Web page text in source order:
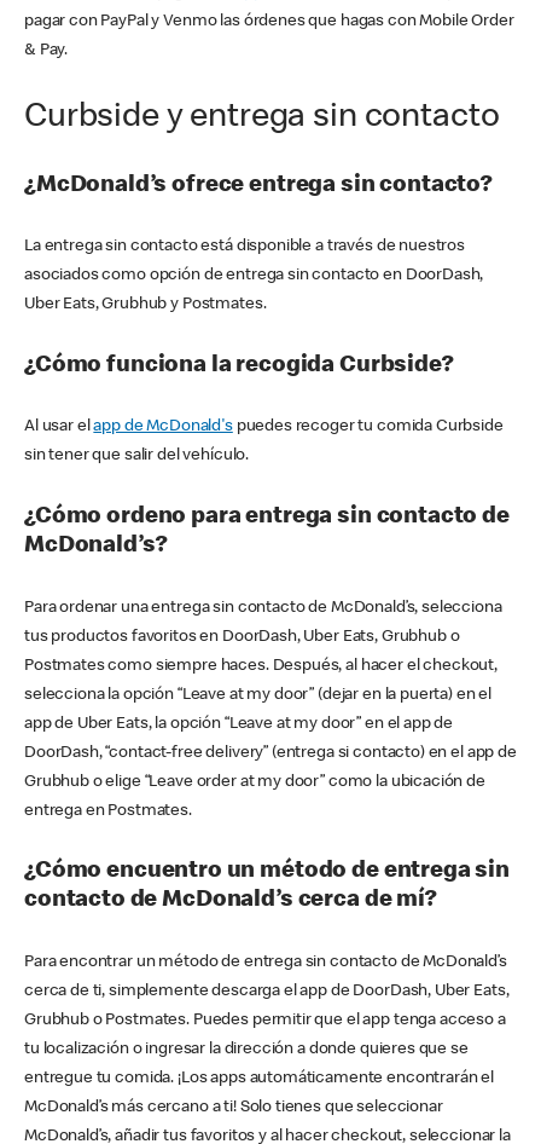
pagar con PayPal y Venmo las órdenes que hagas con Mobile Order
& Pay.
Curbside y entrega sin contacto
¿McDonald’s ofrece entrega sin contacto?
La entrega sin contacto está disponible a través de nuestros
asociados como opción de entrega sin contacto en DoorDash,
Uber Eats, Grubhub y Postmates.
¿Cómo funciona la recogida Curbside?
Al usar elapp de McDonald'spuedes recoger tu comida Curbside
sin tener que salir del vehículo.
¿Cómo ordeno para entrega sin contacto de
McDonald’s?
Para ordenar una entrega sin contacto de McDonald’s, selecciona
tus productos favoritos en DoorDash, Uber Eats, Grubhub o
Postmates como siempre haces. Después, al hacer el checkout,
selecciona la opción “Leave at my door” (dejar en la puerta) en el
app de Uber Eats, la opción “Leave at my door” en el app de
DoorDash, “contact-free delivery” (entrega si contacto) en el app de
Grubhub o elige “Leave order at my door” como la ubicación de
entrega en Postmates.
¿Cómo encuentro un método de entrega sin
contacto de McDonald’s cerca de mí?
Para encontrar un método de entrega sin contacto de McDonald’s
cerca de ti, simplemente descarga el app de DoorDash, Uber Eats,
Grubhub o Postmates. Puedes permitir que el app tenga acceso a
tu localización o ingresar la dirección a donde quieres que se
entregue tu comida. ¡Los apps automáticamente encontrarán el
McDonald’s más cercano a ti! Solo tienes que seleccionar
McDonald’s, añadir tus favoritos y al hacer checkout, seleccionar la